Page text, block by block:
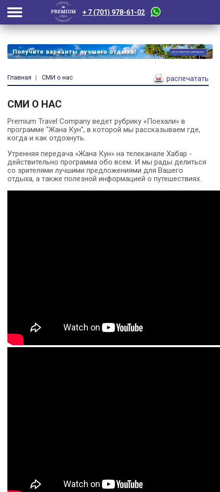
+ 7 (701) 978-61-02
Главная СМИ о нас распечатать
СМИ О НАС
Premium Travel Company ведет рубрику «Поехали» в
программе "Жана Кун", в которой мы рассказываем где,
когда и как отдохнуть.
Утренняя передача «Жана Кун» на телеканале Хабар -
действительно программа обо всем. И мы рады делиться
со зрителями лучшими предложениями для Вашего
отдыха, а также полезной информацией о путешествиях.